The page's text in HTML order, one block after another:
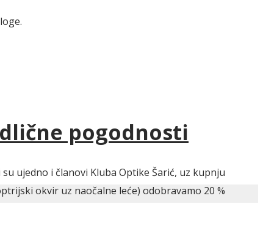
pogodnosti
ujedno i članovi Kluba Optike Šarić, uz kupnju
okvir uz naočalne leće) odobravamo 20 %